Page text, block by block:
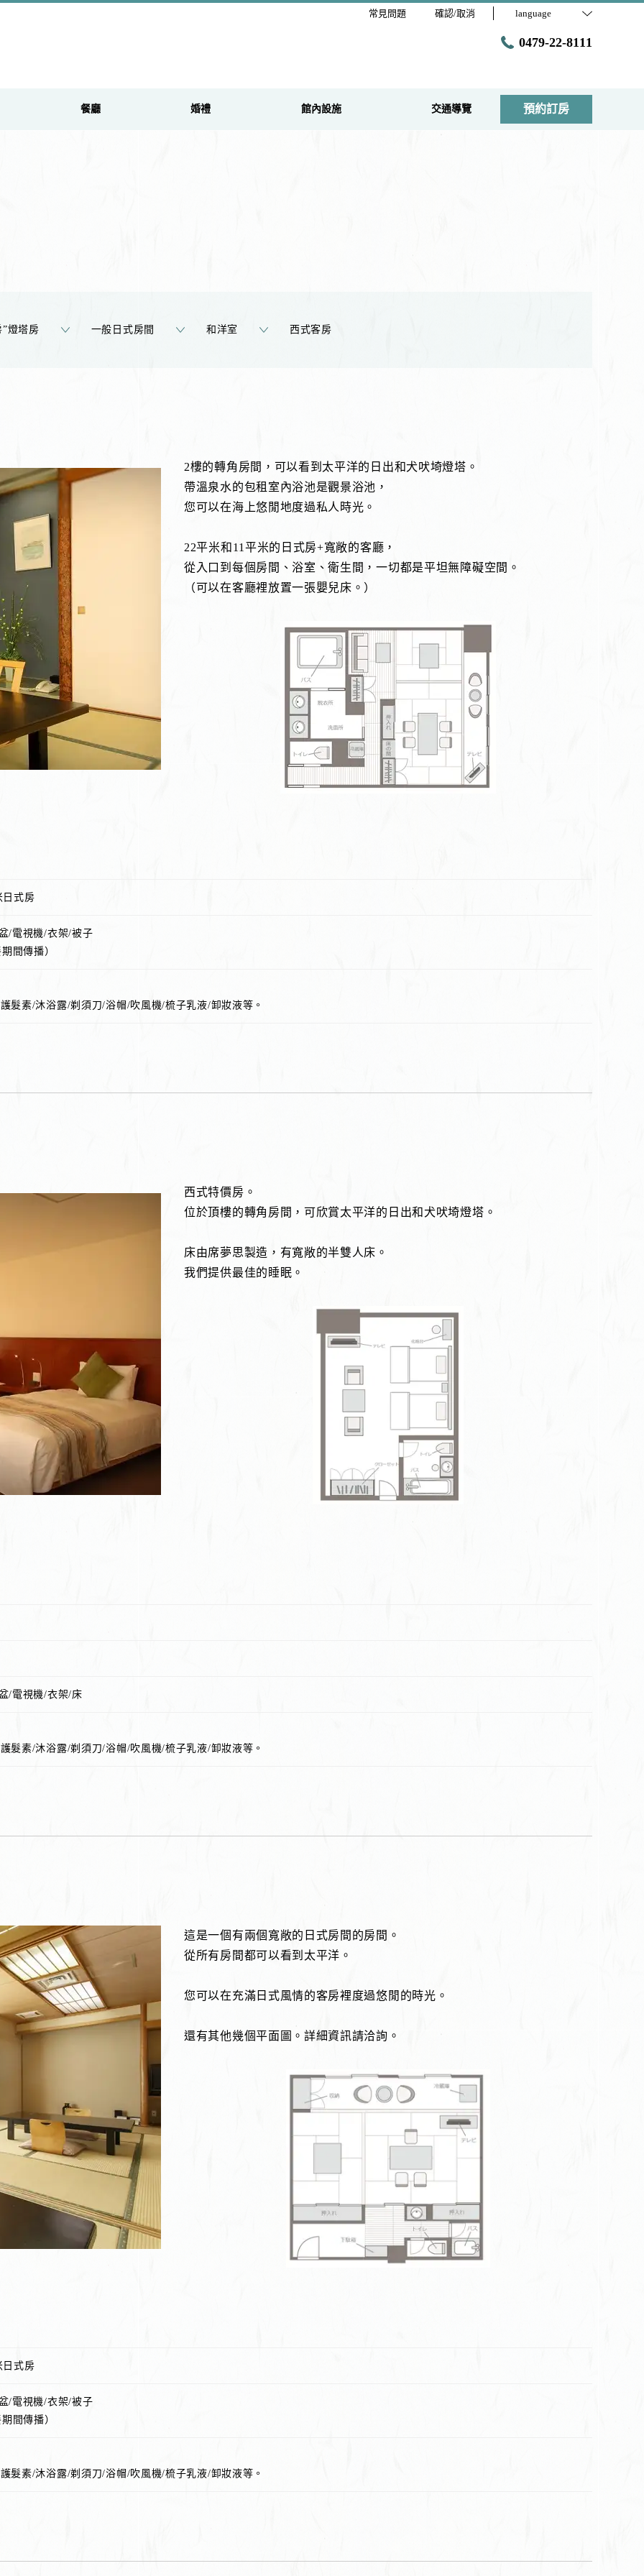
常見問題 確認/取消 language
0479-22-8111
餐廳 婚禮 館內設施 交通導覽 預約訂房
燈塔房 一般日式房間 和洋室 西式客房
2樓的轉角房間，可以看到太平洋的日出和犬吠埼燈塔。
帶溫泉水的包租室內浴池是觀景浴池，
您可以在海上悠閒地度過私人時光。
22平米和11平米的日式房+寬敞的客廳，
從入口到每個房間、浴室、衛生間，一切都是平坦無障礙空間。
（可以在客廳裡放置一張嬰兒床。）
日式房
/電視機/衣架/被子
間傳播）
髮素/沐浴露/剃須刀/浴帽/吹風機/梳子乳液/卸妝液等。
西式特價房。
位於頂樓的轉角房間，可欣賞太平洋的日出和犬吠埼燈塔。
床由席夢思製造，有寬敞的半雙人床。
我們提供最佳的睡眠。
/電視機/衣架/床
髮素/沐浴露/剃須刀/浴帽/吹風機/梳子乳液/卸妝液等。
這是一個有兩個寬敞的日式房間的房間。
從所有房間都可以看到太平洋。
您可以在充滿日式風情的客房裡度過悠閒的時光。
還有其他幾個平面圖。詳細資訊請洽詢。
日式房
/電視機/衣架/被子
間傳播）
髮素/沐浴露/剃須刀/浴帽/吹風機/梳子乳液/卸妝液等。